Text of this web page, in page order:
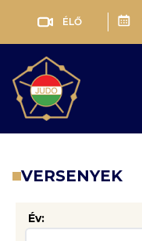
ÉLŐ
VERSENYEK
Év: